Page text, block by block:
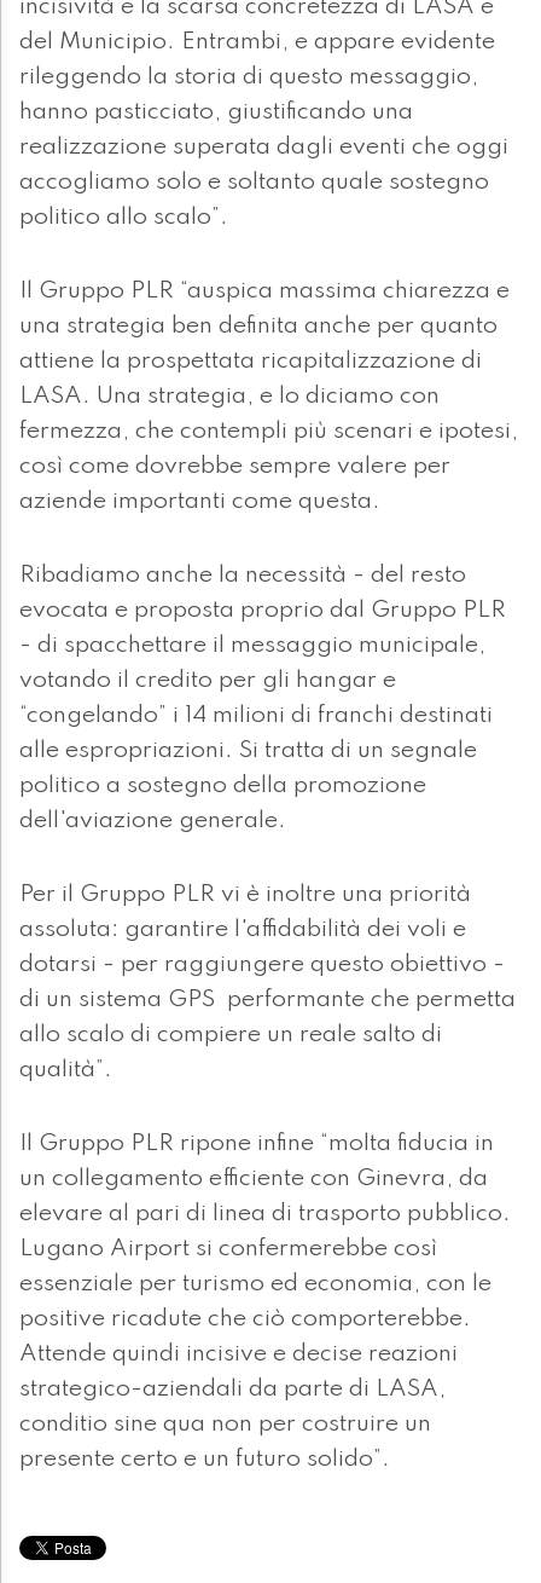
incisività e la scarsa concretezza di LASA e
del Municipio. Entrambi, e appare evidente
rileggendo la storia di questo messaggio,
hanno pasticciato, giustificando una
realizzazione superata dagli eventi che oggi
accogliamo solo e soltanto quale sostegno
politico allo scalo”.
Il Gruppo PLR “auspica massima chiarezza e
una strategia ben definita anche per quanto
attiene la prospettata ricapitalizzazione di
LASA. Una strategia, e lo diciamo con
fermezza, che contempli più scenari e ipotesi,
così come dovrebbe sempre valere per
aziende importanti come questa.
Ribadiamo anche la necessità - del resto
evocata e proposta proprio dal Gruppo PLR
- di spacchettare il messaggio municipale,
votando il credito per gli hangar e
“congelando” i 14 milioni di franchi destinati
alle espropriazioni. Si tratta di un segnale
politico a sostegno della promozione
dell'aviazione generale.
Per il Gruppo PLR vi è inoltre una priorità
assoluta: garantire l'affidabilità dei voli e
dotarsi - per raggiungere questo obiettivo -
di un sistema GPS performante che permetta
allo scalo di compiere un reale salto di
qualità”.
Il Gruppo PLR ripone infine “molta fiducia in
un collegamento efficiente con Ginevra, da
elevare al pari di linea di trasporto pubblico.
Lugano Airport si confermerebbe così
essenziale per turismo ed economia, con le
positive ricadute che ciò comporterebbe.
Attende quindi incisive e decise reazioni
strategico-aziendali da parte di LASA,
conditio sine qua non per costruire un
presente certo e un futuro solido”.